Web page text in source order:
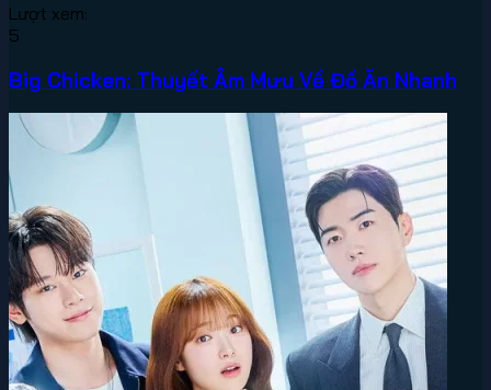
Lượt xem:
5
Big Chicken: Thuyết Âm Mưu Về Đồ Ăn Nhanh